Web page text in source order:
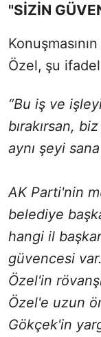
"SİZİN
Özel, şu
“Bu iş ve
bırakırsan,
aynı şeyi
AK Parti'nin
belediye
hangi il
güvencesi
Özel'in
Özel'e uzun
Gökçek'in